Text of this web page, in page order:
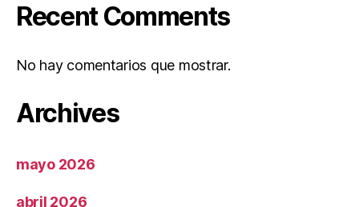
Recent Comments
No hay comentarios que mostrar.
Archives
mayo 2026
abril 2026